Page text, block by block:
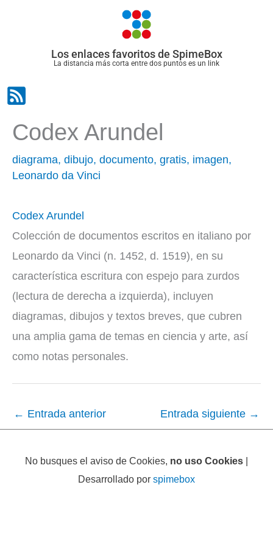
Los enlaces favoritos de SpimeBox
La distancia más corta entre dos puntos es un link
Codex Arundel
diagrama, dibujo, documento, gratis, imagen,
Leonardo da Vinci
Codex Arundel
Colección de documentos escritos en italiano por
Leonardo da Vinci (n. 1452, d. 1519), en su
característica escritura con espejo para zurdos
(lectura de derecha a izquierda), incluyen
diagramas, dibujos y textos breves, que cubren
una amplia gama de temas en ciencia y arte, así
como notas personales.
← Entrada anterior Entrada siguiente →
No busques el aviso de Cookies, no uso Cookies |
Desarrollado por spimebox